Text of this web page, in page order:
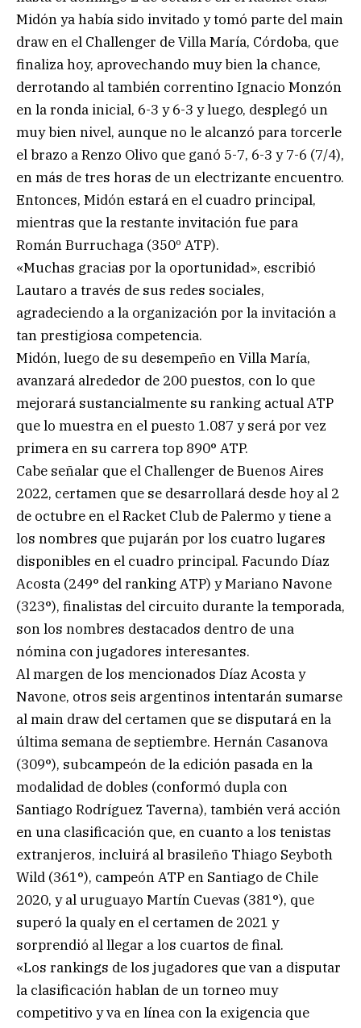
Midón ya había sido invitado y tomó parte del main
draw en el Challenger de Villa María, Córdoba, que
finaliza hoy, aprovechando muy bien la chance,
derrotando al también correntino Ignacio Monzón
en la ronda inicial, 6-3 y 6-3 y luego, desplegó un
muy bien nivel, aunque no le alcanzó para torcerle
el brazo a Renzo Olivo que ganó 5-7, 6-3 y 7-6 (7/4),
en más de tres horas de un electrizante encuentro.
Entonces, Midón estará en el cuadro principal,
mientras que la restante invitación fue para
Román Burruchaga (350º ATP).
«Muchas gracias por la oportunidad», escribió
Lautaro a través de sus redes sociales,
agradeciendo a la organización por la invitación a
tan prestigiosa competencia.
Midón, luego de su desempeño en Villa María,
avanzará alrededor de 200 puestos, con lo que
mejorará sustancialmente su ranking actual ATP
que lo muestra en el puesto 1.087 y será por vez
primera en su carrera top 890° ATP.
Cabe señalar que el Challenger de Buenos Aires
2022, certamen que se desarrollará desde hoy al 2
de octubre en el Racket Club de Palermo y tiene a
los nombres que pujarán por los cuatro lugares
disponibles en el cuadro principal. Facundo Díaz
Acosta (249° del ranking ATP) y Mariano Navone
(323°), finalistas del circuito durante la temporada,
son los nombres destacados dentro de una
nómina con jugadores interesantes.
Al margen de los mencionados Díaz Acosta y
Navone, otros seis argentinos intentarán sumarse
al main draw del certamen que se disputará en la
última semana de septiembre. Hernán Casanova
(309°), subcampeón de la edición pasada en la
modalidad de dobles (conformó dupla con
Santiago Rodríguez Taverna), también verá acción
en una clasificación que, en cuanto a los tenistas
extranjeros, incluirá al brasileño Thiago Seyboth
Wild (361°), campeón ATP en Santiago de Chile
2020, y al uruguayo Martín Cuevas (381°), que
superó la qualy en el certamen de 2021 y
sorprendió al llegar a los cuartos de final.
«Los rankings de los jugadores que van a disputar
la clasificación hablan de un torneo muy
competitivo y va en línea con la exigencia que